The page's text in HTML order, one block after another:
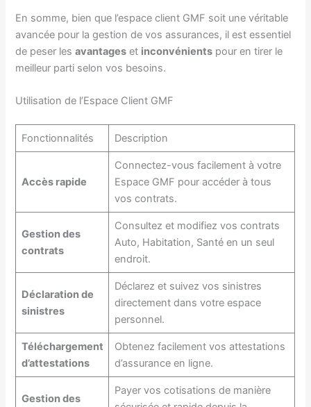
En somme, bien que l’espace client GMF soit une véritable
avancée pour la gestion de vos assurances, il est essentiel
de peser lesavantages et inconvénients pour en tirer le
meilleur parti selon vos besoins.
Utilisation de l’Espace Client GMF
Fonctionnalités Description
Accès rapide
Connectez-vous facilement à votre
Espace GMF pour accéder à tous
vos contrats.
Gestion des
contrats
Consultez et modifiez vos contrats
Auto, Habitation, Santé en un seul
endroit.
Déclaration de
sinistres
Déclarez et suivez vos sinistres
directement dans votre espace
personnel.
Téléchargement
d’attestations
Obtenez facilement vos attestations
d’assurance en ligne.
Gestion des
Payer vos cotisations de manière